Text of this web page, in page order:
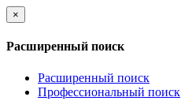
×
Расширенный поиск
Расширенный поиск
Профессиональный поиск